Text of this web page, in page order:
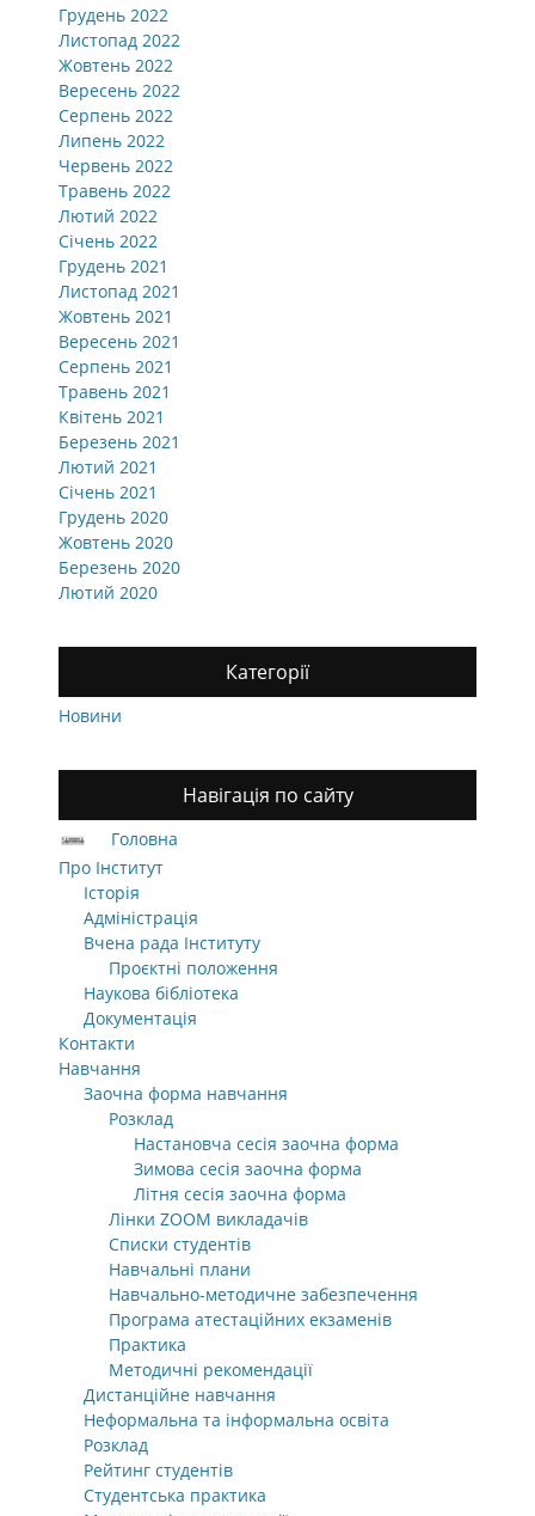
Грудень 2022
Листопад 2022
Жовтень 2022
Вересень 2022
Серпень 2022
Липень 2022
Червень 2022
Травень 2022
Лютий 2022
Січень 2022
Грудень 2021
Листопад 2021
Жовтень 2021
Вересень 2021
Серпень 2021
Травень 2021
Квітень 2021
Березень 2021
Лютий 2021
Січень 2021
Грудень 2020
Жовтень 2020
Березень 2020
Лютий 2020
Категорії
Новини
Навігація по сайту
Головна
Про Інститут
Історія
Адміністрація
Вчена рада Інституту
Проєктні положення
Наукова бібліотека
Документація
Контакти
Навчання
Заочна форма навчання
Розклад
Настановча сесія заочна форма
Зимова сесія заочна форма
Літня сесія заочна форма
Лінки ZOOM викладачів
Списки студентів
Навчальні плани
Навчально-методичне забезпечення
Програма атестаційних екзаменів
Практика
Методичні рекомендації
Дистанційне навчання
Неформальна та інформальна освіта
Розклад
Рейтинг студентів
Студентська практика